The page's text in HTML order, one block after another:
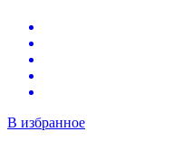
В избранное